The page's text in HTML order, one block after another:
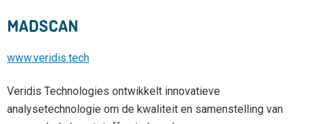
MADSCAN
www.veridis.tech
Veridis Technologies ontwikkelt innovatieve
analysetechnologie om de kwaliteit en samenstelling van